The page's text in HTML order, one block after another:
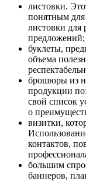
листовки.
понятным
листовки для
предложений;
буклеты,
объема
брошюры из
продукции
свой список
о
визитки,
контактов,
большим
баннеров,